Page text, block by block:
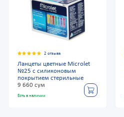
2 отзыва
Ланцеты цветные Microlet
№25 с силиконовым
покрытием стерильные
9 660 сум
Есть в наличии